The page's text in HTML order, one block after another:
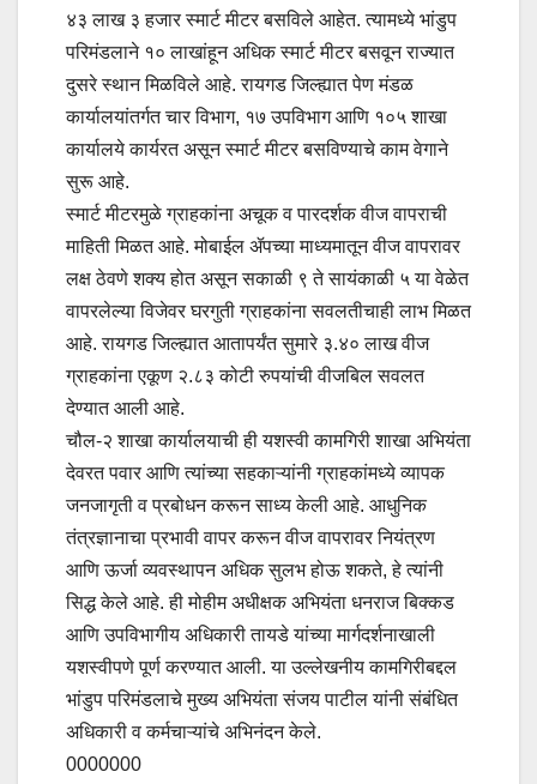
४३ लाख ३ हजार स्मार्ट मीटर बसविले आहेत. त्यामध्ये भांडुप
परिमंडलाने १० लाखांहून अधिक स्मार्ट मीटर बसवून राज्यात
दुसरे स्थान मिळविले आहे. रायगड जिल्ह्यात पेण मंडळ
कार्यालयांतर्गत चार विभाग, १७ उपविभाग आणि १०५ शाखा
कार्यालये कार्यरत असून स्मार्ट मीटर बसविण्याचे काम वेगाने
सुरू आहे.
स्मार्ट मीटरमुळे ग्राहकांना अचूक व पारदर्शक वीज वापराची
माहिती मिळत आहे. मोबाईल ॲपच्या माध्यमातून वीज वापरावर
लक्ष ठेवणे शक्य होत असून सकाळी ९ ते सायंकाळी ५ या वेळेत
वापरलेल्या विजेवर घरगुती ग्राहकांना सवलतीचाही लाभ मिळत
आहे. रायगड जिल्ह्यात आतापर्यंत सुमारे ३.४० लाख वीज
ग्राहकांना एकूण २.८३ कोटी रुपयांची वीजबिल सवलत
देण्यात आली आहे.
चौल-२ शाखा कार्यालयाची ही यशस्वी कामगिरी शाखा अभियंता
देवरत पवार आणि त्यांच्या सहकाऱ्यांनी ग्राहकांमध्ये व्यापक
जनजागृती व प्रबोधन करून साध्य केली आहे. आधुनिक
तंत्रज्ञानाचा प्रभावी वापर करून वीज वापरावर नियंत्रण
आणि ऊर्जा व्यवस्थापन अधिक सुलभ होऊ शकते, हे त्यांनी
सिद्ध केले आहे. ही मोहीम अधीक्षक अभियंता धनराज बिक्कड
आणि उपविभागीय अधिकारी तायडे यांच्या मार्गदर्शनाखाली
यशस्वीपणे पूर्ण करण्यात आली. या उल्लेखनीय कामगिरीबद्दल
भांडुप परिमंडलाचे मुख्य अभियंता संजय पाटील यांनी संबंधित
अधिकारी व कर्मचाऱ्यांचे अभिनंदन केले.
0000000